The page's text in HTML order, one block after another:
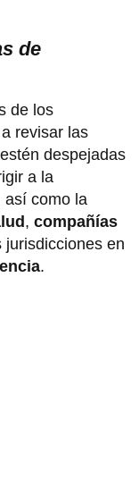
de
de los
a revisar las
despejadas
a la
así como la
, compañías
jurisdicciones en
.